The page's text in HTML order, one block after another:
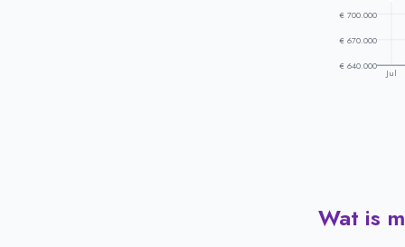
€ 700.000
€ 670.000
€ 640.000
Jul
Wat is